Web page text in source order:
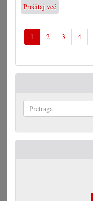
Pročitaj već
Kako
bi
morao
izgledati
o
narodni
1 2 3 4